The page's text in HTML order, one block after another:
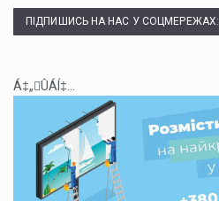
ПІДПИШИСЬ НА НАС У СОЦМЕРЕЖАХ:
Á‡„ÛÁÍ‡...